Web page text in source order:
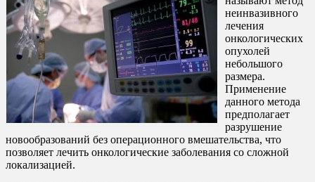
неинвазивного
лечения
онкологических
опухолей
небольшого
размера.
Применение
данного метода
предполагает
разрушение
новообразований без операционного вмешательства, что
позволяет лечить онкологические заболевания со сложной
локализацией.